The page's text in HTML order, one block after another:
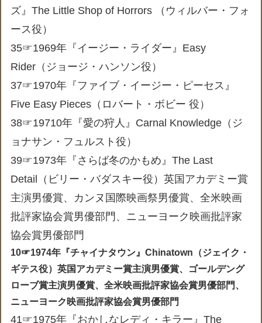
ズ』The Little Shop of Horrors （ウィルバー・フォ
ース役）
35☞1969年『イージー・ライダー』Easy
Rider（ジョージ・ハンソン役）
37☞1970年『ファイブ・イージー・ピーセス』
Five Easy Pieces（ロバート・ボビー 役）
38☞19710年『愛の狩人』Carnal Knowledge（ジ
ョナサン・フュルスト役）
39☞1973年『さらば冬のかもめ』The Last
Detail（ビリー・バダスキー役）英国アカデミー賞
主演男優賞、カンヌ国際映画祭男優賞、全米映画
批評家協会賞男優部門、ニューヨーク映画批評家
協会賞男優部門
10☞1974年『チャイナタウン』Chinatown（ジェイク・
ギテス役）英国アカデミー賞主演男優賞、ゴールデング
ローブ賞主演男優賞、全米映画批評家協会賞男優部門、
ニューヨーク映画批評家協会賞男優部門
41☞1975年『おかしなレディ・キラー』The